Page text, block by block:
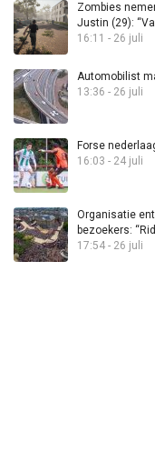
Zombies
Justin (29):
16:11 - 26 juli
Automobilist
13:36 - 26 juli
Forse
16:03 - 24 juli
Organisatie
bezoekers:
17:54 - 26 juli